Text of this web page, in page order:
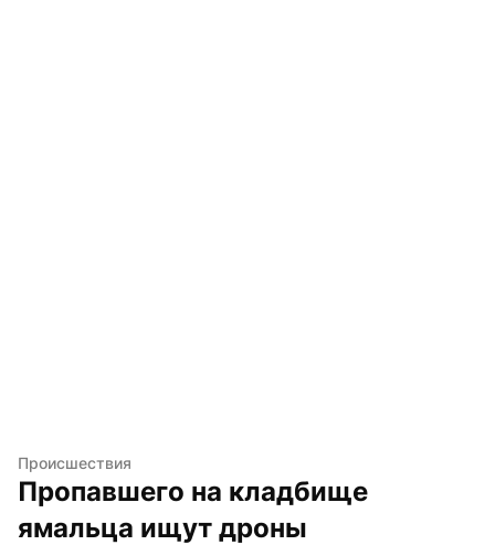
Происшествия
Пропавшего на кладбище
ямальца ищут дроны